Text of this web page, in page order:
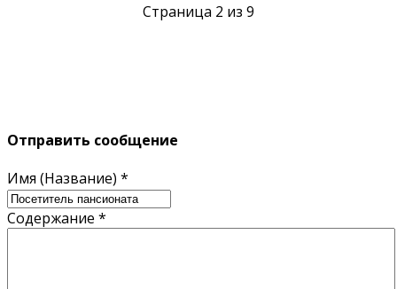
Страница 2 из 9
Отправить сообщение
Имя (Название) *
Содержание *